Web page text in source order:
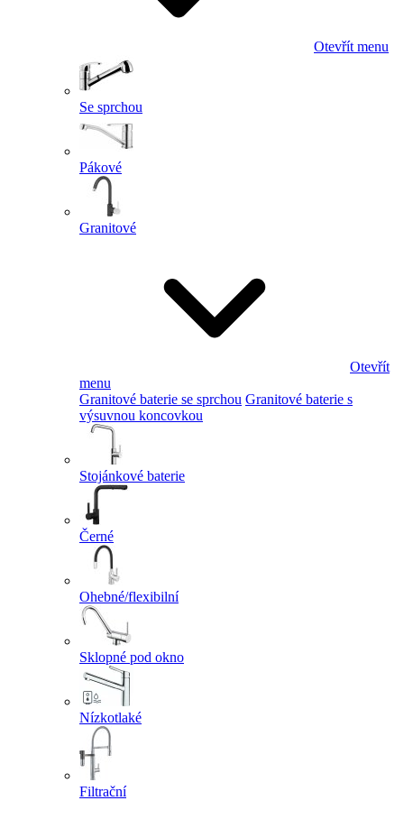
Otevřít menu
Se sprchou
Pákové
Granitové
Otevřít
menu
Granitové baterie se sprchou Granitové baterie s
výsuvnou koncovkou
Stojánkové baterie
Černé
Ohebné/flexibilní
Sklopné pod okno
Nízkotlaké
Filtrační